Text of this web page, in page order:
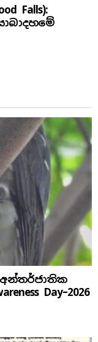
Falls):
Day–2026